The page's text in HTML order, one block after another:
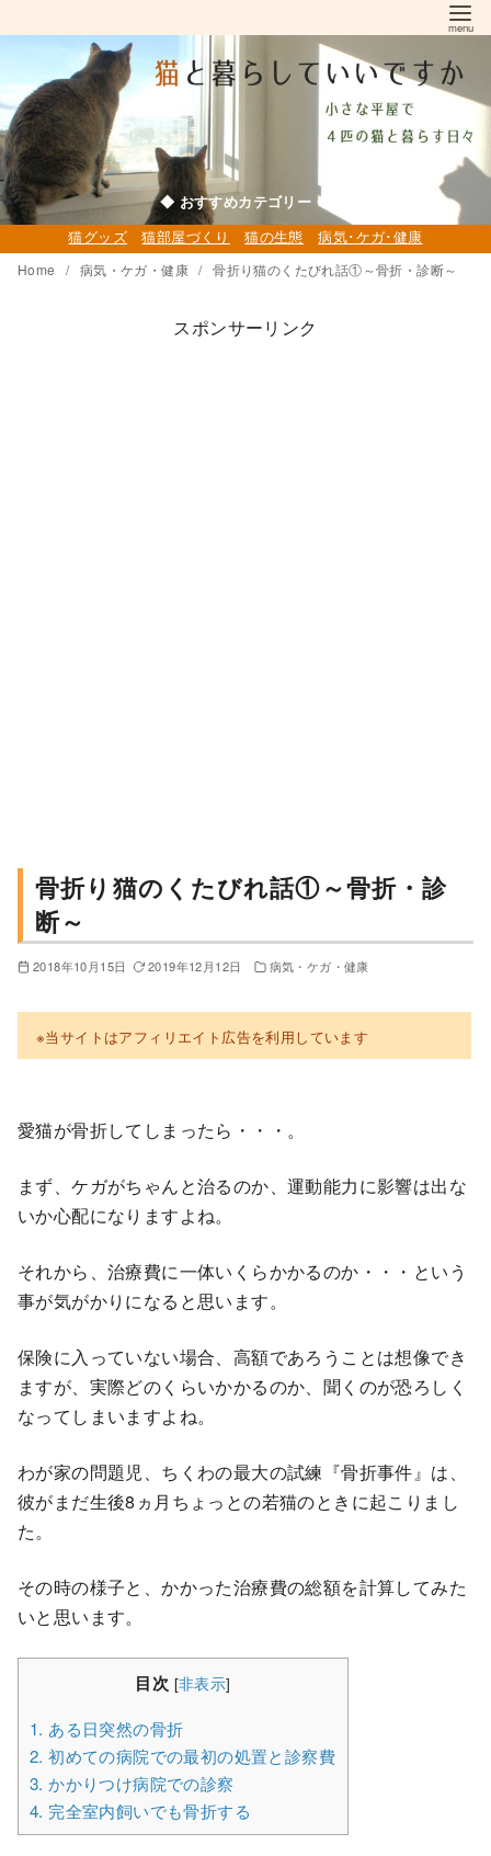
ン
ン
ツ
へ
移
動
◆ おすすめカテゴリー ◆
猫グッズ 猫部屋づくり 猫の生態 病気･ケガ･健康
Home 病気・ケガ・健康 骨折り猫のくたびれ話①～骨折・診断～
スポンサーリンク
骨折り猫のくたびれ話①～骨折・診
断～
2018年10月15日 2019年12月12日 病気・ケガ・健康
※当サイトはアフィリエイト広告を利用しています
愛猫が骨折してしまったら・・・。
まず、ケガがちゃんと治るのか、運動能力に影響は出な
いか心配になりますよね。
それから、治療費に一体いくらかかるのか・・・という
事が気がかりになると思います。
保険に入っていない場合、高額であろうことは想像でき
ますが、実際どのくらいかかるのか、聞くのが恐ろしく
なってしまいますよね。
わが家の問題児、ちくわの最大の試練『骨折事件』は、
彼がまだ生後8ヵ月ちょっとの若猫のときに起こりまし
た。
その時の様子と、かかった治療費の総額を計算してみた
いと思います。
目次 [非表示]
1. ある日突然の骨折
2. 初めての病院での最初の処置と診察費
3. かかりつけ病院での診察
4. 完全室内飼いでも骨折する